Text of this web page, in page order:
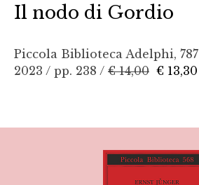
Il nodo di Gordio
Piccola Biblioteca Adelphi, 787
2023 / pp. 238 / € 14,00 € 13,30